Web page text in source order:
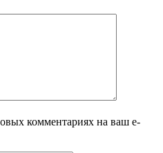
комментариях на ваш e-